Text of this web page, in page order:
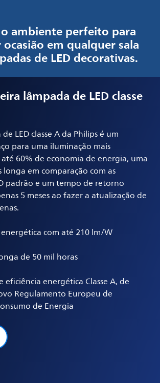
ambiente perfeito para
em qualquer sala
de LED decorativas.
lâmpada de LED classe
LED classe A da Philips é um
para uma iluminação mais
60% de economia de energia, uma
em comparação com as
padrão e um tempo de retorno
5 meses ao fazer a atualização de
com até 210 lm/W
de 50 mil horas
eficiência energética Classe A, de
Regulamento Europeu de
de Energia